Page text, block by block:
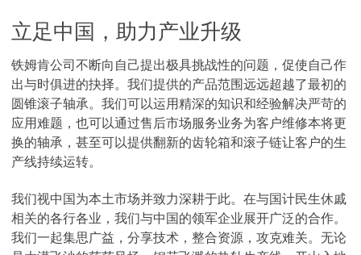
新闻
地点
工程工具
TIMKEN
WORLD
LANGUAGES
立足中国，助力产业升级
铁姆肯公司不断向自己提出极具挑战性的问题，促使自己作
出与时俱进的抉择。我们提供的产品范围远远超越了最初的
圆锥滚子轴承。我们可以运用精深的知识和经验解决严苛的
应用难题，也可以通过售后市场服务业务为客户维修本将更
换的轴承，甚至可以提供翻新的齿轮箱和滚子链让客户的生
产线持续运转。
我们视中国为本土市场并致力深耕于此。在与国计民生休戚
相关的各行各业，我们与中国的领军企业展开广泛的合作。
我们一起集思广益，分享技术，整合资源，攻克难关。无论